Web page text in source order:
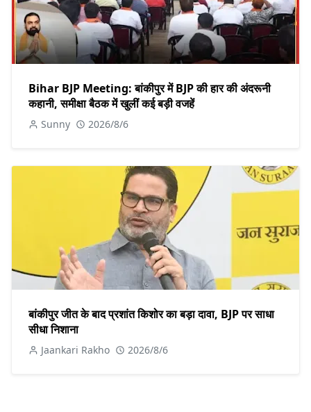
Bihar BJP Meeting: बांकीपुर में BJP की हार की अंदरूनी
कहानी, समीक्षा बैठक में खुलीं कई बड़ी वजहें
Sunny 2026/8/6
बांकीपुर जीत के बाद प्रशांत किशोर का बड़ा दावा, BJP पर साधा
सीधा निशाना
Jaankari Rakho 2026/8/6